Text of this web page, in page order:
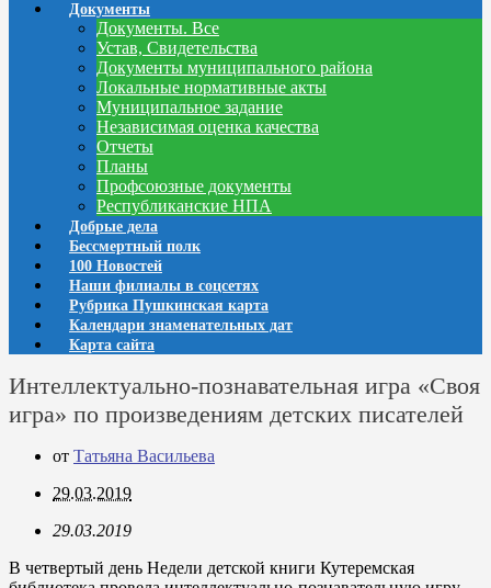
Документы
Документы. Все
Устав, Свидетельства
Документы муниципального района
Локальные нормативные акты
Муниципальное задание
Независимая оценка качества
Отчеты
Планы
Профсоюзные документы
Республиканские НПА
Добрые дела
Бессмертный полк
100 Новостей
Наши филиалы в соцсетях
Рубрика Пушкинская карта
Календари знаменательных дат
Карта сайта
Интеллектуально-познавательная игра «Своя
игра» по произведениям детских писателей
от Татьяна Васильева
29.03.2019
29.03.2019
В четвертый день Недели детской книги Кутеремская